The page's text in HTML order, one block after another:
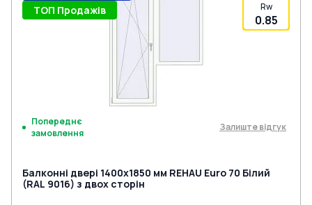
Rw
0.85
ТОП Продажів
Попереднє
замовлення
Залиште відгук
Балконні двері 1400x1850 мм REHAU Euro 70 Білий
(RAL 9016) з двох сторін